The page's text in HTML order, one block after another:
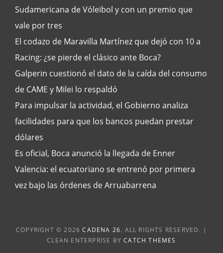
Sudamericana de Vóleibol y con un premio que
vale por tres
El codazo de Maravilla Martínez que dejó con 10 a
Racing: ¿se pierde el clásico ante Boca?
Galperin cuestionó el dato de la caída del consumo
de CAME y Milei lo respaldó
Para impulsar la actividad, el Gobierno analiza
facilidades para que los bancos puedan prestar
dólares
Es oficial, Boca anunció la llegada de Enner
Valencia: el ecuatoriano se entrenó por primera
vez bajo las órdenes de Arruabarrena
COPYRIGHT © 2026CADENA 26. ALL RIGHTS RESERVED. |
CLEAN ENTERPRISE BYCATCH THEMES